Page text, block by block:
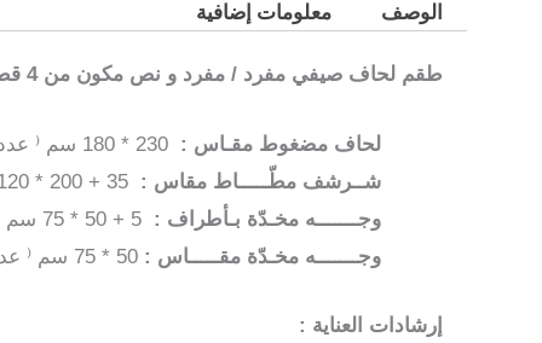
الوصف معلومات إضافية
طقم لحاف صيفي مفرد / مفرد و نص مكون من 4 قطـع ( Twin Size )
لحاف مضغوط مقـاس :
شــرشف مطّـــــاط مقاس :
وجـــــــه مخـدّة بـأطراف :
وجـــــــه مخـدّة مقـــــاس :
إرشادات العناية :